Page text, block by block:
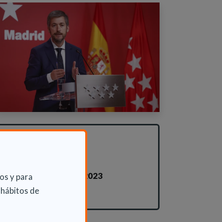
y para
de
Jue 10 Agosto 2023
Actualidad